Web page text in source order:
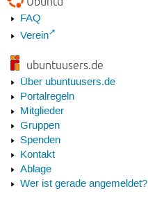
FAQ
Verein
ubuntuusers.de
Über ubuntuusers.de
Portalregeln
Mitglieder
Gruppen
Spenden
Kontakt
Ablage
Wer ist gerade angemeldet?